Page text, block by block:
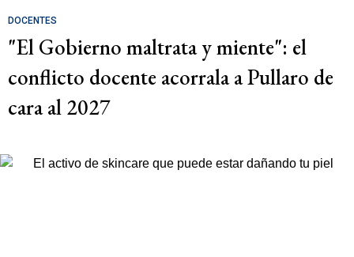
DOCENTES
"El Gobierno maltrata y miente": el
conflicto docente acorrala a Pullaro de
cara al 2027